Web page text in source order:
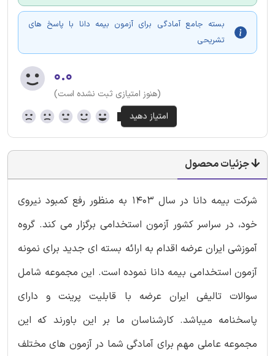
بسته جامع آمادگی برای آزمون بیمه دانا با پاسخ های
تشریحی
۰.۰
(هنوز امتیازی ثبت نشده است)
جزئیات محصول
شرکت بیمه دانا در سال 1403 به منظور رفع کمبود نیروی
خود، در سراسر کشور آزمون استخدامی برگزار می کند. گروه
آموزشی ایران عرضه اقدام به ارائه بسته ای جدید برای نمونه
آزمون استخدامی بیمه دانا نموده است. این مجموعه شامل
سوالات تالیفی ایران عرضه با قابلیت پرینت و دارای
پاسخنامه میباشد. کارشناسان ما بر این باورند که این
مجموعه عاملی مهم برای آمادگی شما در آزمون های مختلف